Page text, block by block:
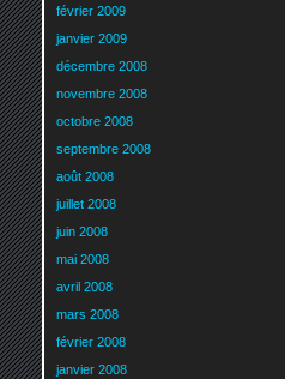
février 2009
janvier 2009
décembre 2008
novembre 2008
octobre 2008
septembre 2008
août 2008
juillet 2008
juin 2008
mai 2008
avril 2008
mars 2008
février 2008
janvier 2008